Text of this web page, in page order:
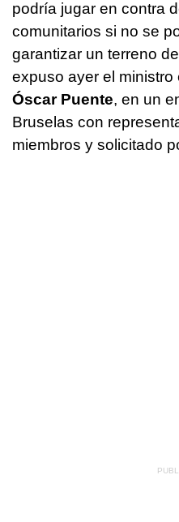
podría jugar en contra
comunitarios si no se
garantizar un terreno
expuso ayer el
Óscar Puente, en un
Bruselas con
miembros y solicitado